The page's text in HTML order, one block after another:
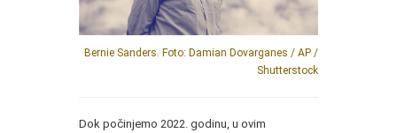
Bernie Sanders. Foto: Damian Dovarganes / AP /
Shutterstock
Dok počinjemo 2022. godinu, u ovim